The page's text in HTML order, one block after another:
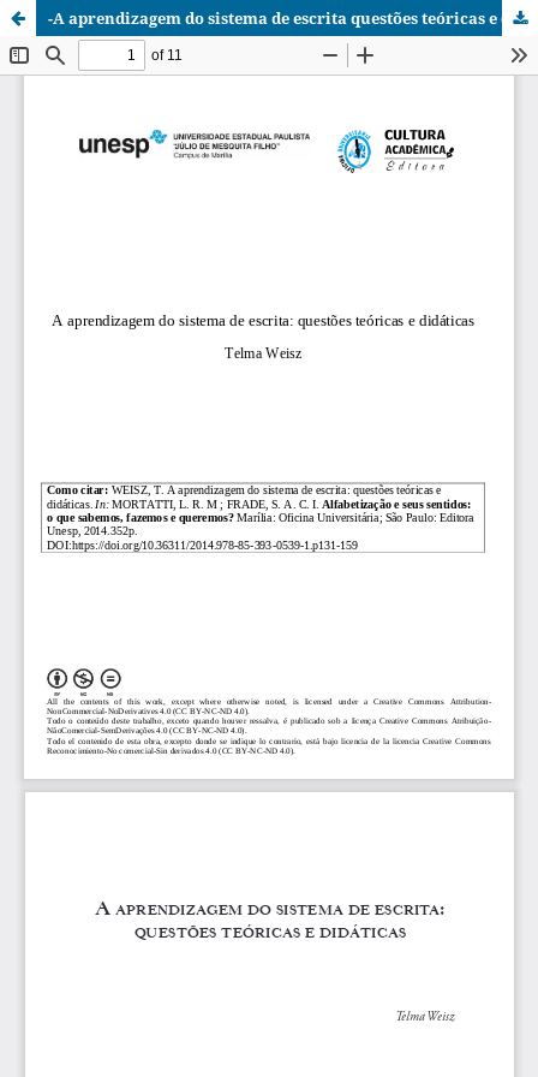
-A aprendizagem do sistema de escrita questões teóricas e didáticas.pdf